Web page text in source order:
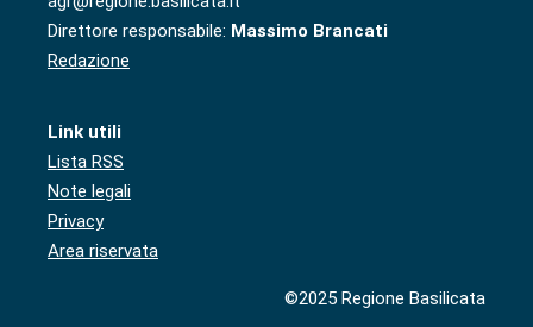
Direttore responsabile: Massimo Brancati
Redazione
Link utili
Lista RSS
Note legali
Privacy
Area riservata
©2025 Regione Basilicata